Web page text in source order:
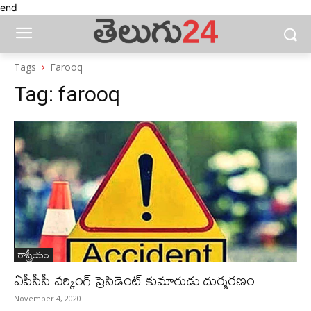
end
Tags Farooq
Tag: farooq
రాష్ట్రీయం
ఏపీసీసీ వర్కింగ్ ప్రెసిడెంట్ కుమారుడు దుర్మరణం
November 4, 2020